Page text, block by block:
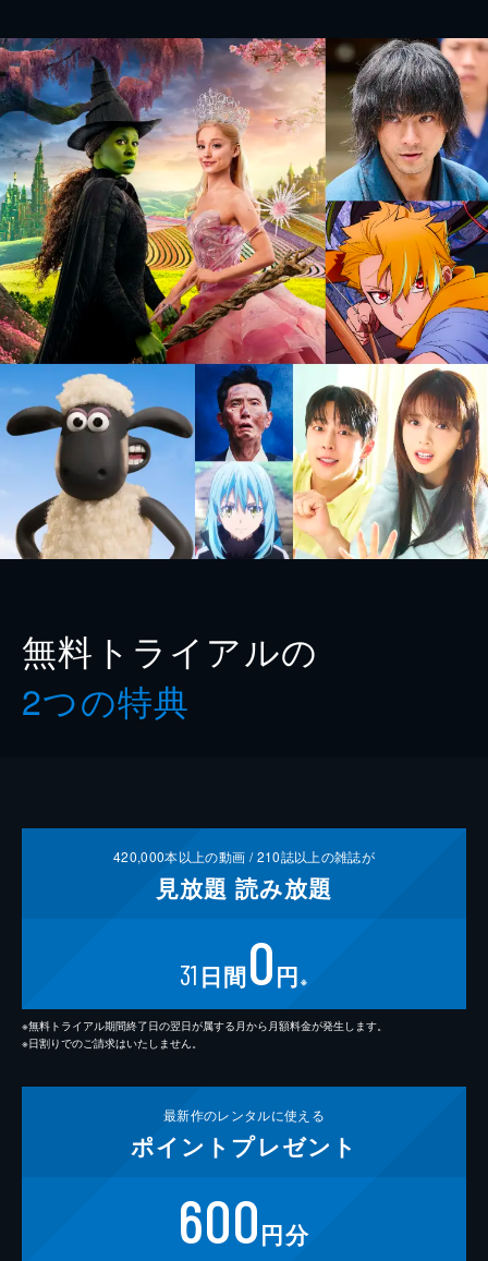
無料トライアルの
2つの特典
420,000本以上の動画 /210誌以上の雑誌が
見放題 読み放題
31 日間0円 ※
※無料トライアル期間終了日の翌日が属する月から月額料金が発生します。
※日割りでのご請求はいたしません。
最新作のレンタルに使える
ポイント プレゼント
600円分